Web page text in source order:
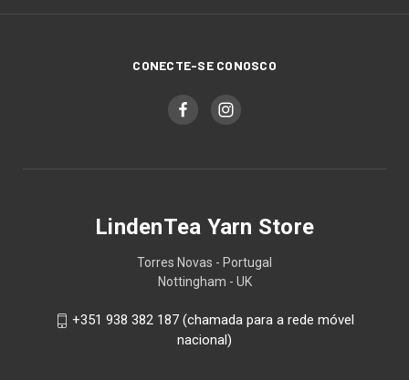
CONECTE-SE CONOSCO
LindenTea Yarn Store
Torres Novas - Portugal
Nottingham - UK
+351 938 382 187 (chamada para a rede móvel
nacional)